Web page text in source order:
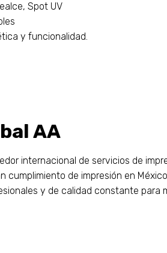
Spot UV
y funcionalidad.
AA
internacional de servicios de
cumplimiento de impresión en
y de calidad constante para